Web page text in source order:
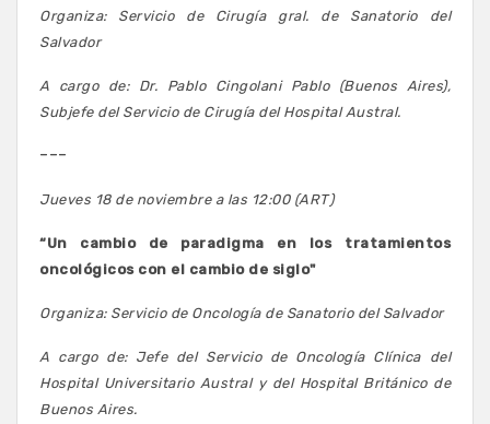
Organiza: Servicio de Cirugía gral. de Sanatorio del
Salvador
A cargo de: Dr. Pablo Cingolani Pablo (Buenos Aires),
Subjefe del Servicio de Cirugía del Hospital Austral.
---
Jueves 18 de noviembre a las 12:00 (ART)
“Un cambio de paradigma en los tratamientos
oncológicos con el cambio de siglo"
Organiza: Servicio de Oncología de Sanatorio del Salvador
A cargo de: Jefe del Servicio de Oncología Clínica del
Hospital Universitario Austral y del Hospital Británico de
Buenos Aires.